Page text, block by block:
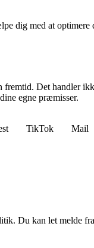
dig med at
Det handler
egne præmisser.
TikTok Mail
Du kan let melde